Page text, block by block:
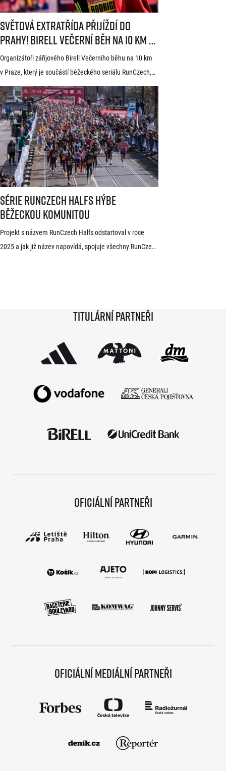
Světová extratřída přijíždí do
Prahy! Birell Večerní běh na 10 km v
Praze oznámil první jména elitních
běžců
Organizátoři zářijového Birell Večerního běhu na 10 km
v Praze, který je součástí běžeckého seriálu RunCzech,
dnes zveřejnili první jména elitních závodníků pro letošní
ročník. V čele startovního pole se představí přední
světoví vytrvalci z Afriky a Jižní Ameriky, z nichž někteří
již mají s pražskými závody předchozí zkušenosti. V
mužské kategorii potvrdil start rodák z Burundi
dlouhodobě žijící ve Španělsku Rodrigue Kwizera. […]
Světová extratřída přijíždí do Prahy! Birell Večerní běh na 10 km v
Série RunCzech Halfs hýbe
běžeckou komunitou
Projekt s názvem RunCzech Halfs odstartoval v roce
2025 a jak již název napovídá, spojuje všechny RunCzech
sezónu a od startu tak uběhlo teprve 18 měsíců,
Série RunCzech Halfs hýbe běžeckou komunitou
Titulární partneři
Oficiální partneři
Oficiální mediální partneři